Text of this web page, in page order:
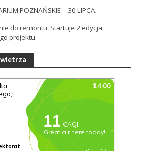
POZNAŃSKIE – 30 LIPCA
do remontu. Startuje 2 edycja
projektu